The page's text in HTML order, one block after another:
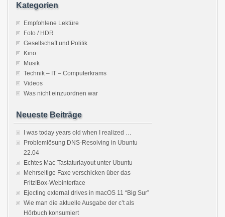
Kategorien
Empfohlene Lektüre
Foto / HDR
Gesellschaft und Politik
Kino
Musik
Technik – IT – Computerkrams
Videos
Was nicht einzuordnen war
Neueste Beiträge
I was today years old when I realized …
Problemlösung DNS-Resolving in Ubuntu
22.04
Echtes Mac-Tastaturlayout unter Ubuntu
Mehrseitige Faxe verschicken über das
Fritz!Box-Webinterface
Ejecting external drives in macOS 11 “Big Sur”
Wie man die aktuelle Ausgabe der c’t als
Hörbuch konsumiert